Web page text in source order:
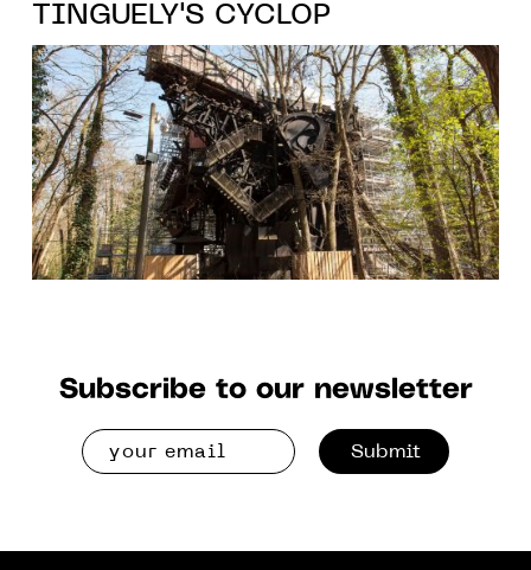
TINGUELY'S CYCLOP
Subscribe to our newsletter
Submit